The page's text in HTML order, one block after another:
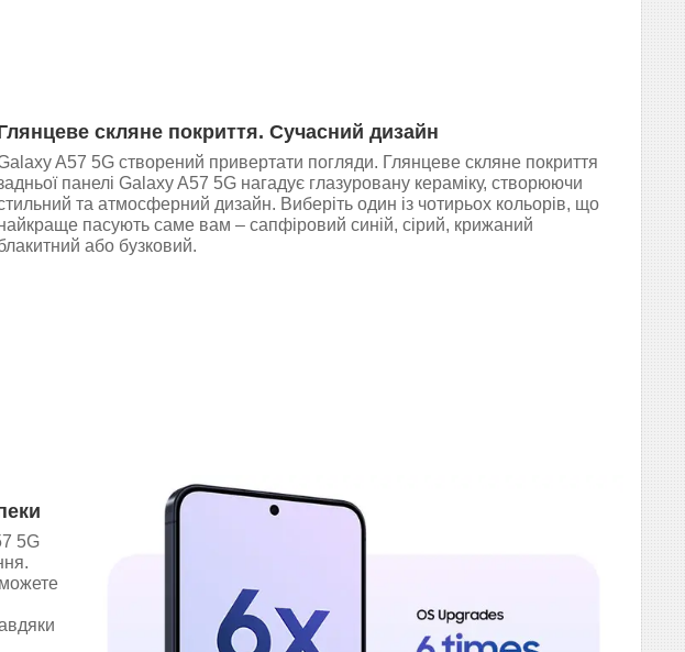
скляне покриття. Сучасний дизайн
A57 5G створений привертати погляди. Глянцеве скляне покриття
панелі Galaxy A57 5G нагадує глазуровану кераміку, створюючи
та атмосферний дизайн. Виберіть один із чотирьох кольорів, що
пасують саме вам – сапфіровий синій, сірий, крижаний
або бузковий.
5G